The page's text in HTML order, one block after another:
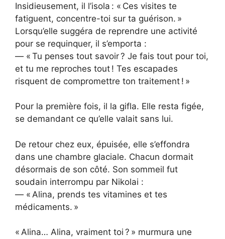
Insidieusement, il l’isola : « Ces visites te
fatiguent, concentre-toi sur ta guérison. »
Lorsqu’elle suggéra de reprendre une activité
pour se requinquer, il s’emporta :
— « Tu penses tout savoir ? Je fais tout pour toi,
et tu me reproches tout ! Tes escapades
risquent de compromettre ton traitement ! »
Pour la première fois, il la gifla. Elle resta figée,
se demandant ce qu’elle valait sans lui.
De retour chez eux, épuisée, elle s’effondra
dans une chambre glaciale. Chacun dormait
désormais de son côté. Son sommeil fut
soudain interrompu par Nikolai :
— « Alina, prends tes vitamines et tes
médicaments. »
« Alina… Alina, vraiment toi ? » murmura une